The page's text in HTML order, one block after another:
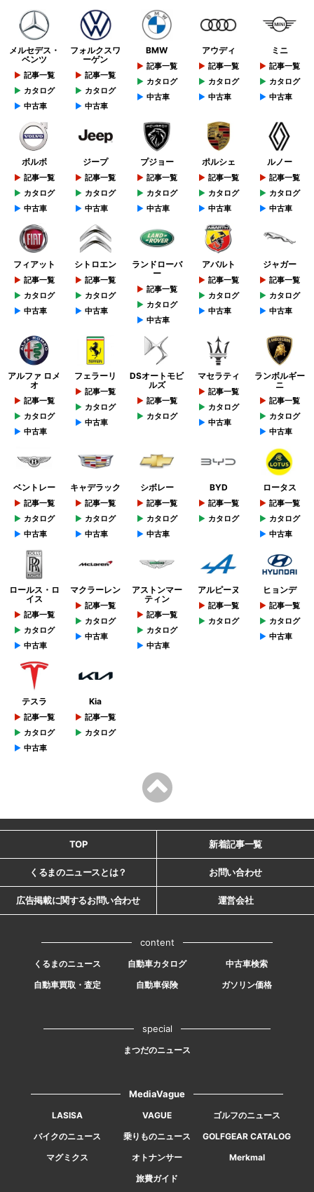
メルセデス・
ベンツ
記事一覧
カタログ
中古車
フォルクスワ
ーゲン
記事一覧
カタログ
中古車
BMW
記事一覧
カタログ
中古車
アウディ
記事一覧
カタログ
中古車
ミニ
記事一覧
カタログ
中古車
ボルボ
記事一覧
カタログ
中古車
ジープ
記事一覧
カタログ
中古車
プジョー
記事一覧
カタログ
中古車
ポルシェ
記事一覧
カタログ
中古車
ルノー
記事一覧
カタログ
中古車
フィアット
記事一覧
カタログ
中古車
シトロエン
記事一覧
カタログ
中古車
ランドローバ
ー
記事一覧
カタログ
中古車
アバルト
記事一覧
カタログ
中古車
ジャガー
記事一覧
カタログ
中古車
アルファ ロメ
オ
記事一覧
カタログ
中古車
フェラーリ
記事一覧
カタログ
中古車
DSオートモビ
ルズ
記事一覧
カタログ
マセラティ
記事一覧
カタログ
中古車
ランボルギー
ニ
記事一覧
カタログ
中古車
ベントレー
記事一覧
カタログ
中古車
キャデラック
記事一覧
カタログ
中古車
シボレー
記事一覧
カタログ
中古車
BYD
記事一覧
カタログ
ロータス
記事一覧
カタログ
中古車
ロールス・ロ
イス
記事一覧
カタログ
中古車
マクラーレン
記事一覧
カタログ
中古車
アストンマー
ティン
記事一覧
カタログ
中古車
アルピーヌ
記事一覧
カタログ
ヒョンデ
記事一覧
カタログ
中古車
テスラ
記事一覧
カタログ
中古車
Kia
記事一覧
カタログ
TOP 新着記事一覧
くるまのニュースとは？ お問い合わせ
広告掲載に関するお問い合わせ 運営会社
content
くるまのニュース 自動車カタログ
中古車検索
自動車買取・査定
自動車保険 ガソリン価格
special
まつだのニュース
MediaVague
LASISA VAGUE
ゴルフのニュース
バイクのニュース
乗りものニュース
GOLFGEAR CATALOG
マグミクス
オトナンサー
Merkmal
旅費ガイド